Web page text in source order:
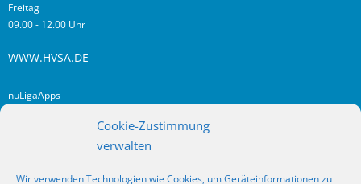
Cookie-Zustimmung
verwalten
Wir verwenden Technologien wie Cookies, um Geräteinformationen zu
Freitag
09.00 - 12.00 Uhr
WWW.HVSA.DE
nuLigaApps